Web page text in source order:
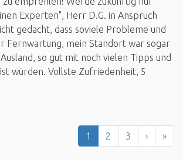
Experten", Herr D.G. in Anspruch
gedacht, dass soviele Probleme und
Fernwartung, mein Standort war sogar
so gut mit noch vielen Tipps und
würden. Vollste Zufriedenheit, 5
1 2 3 › »